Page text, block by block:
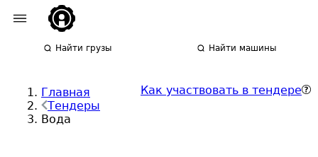
Найти грузы Найти машины
Главная
Тендеры
Вода
Как участвовать в тендере